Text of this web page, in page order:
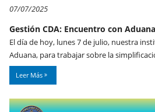
07/07/2025
Gestión CDA: Encuentro con
El día de hoy, lunes 7 de julio, nuestra
Aduana, para trabajar sobre la
Leer Más